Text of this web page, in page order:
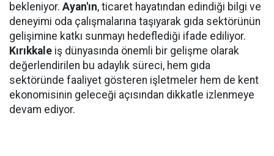
bekleniyor. Ayan'ın, ticaret hayatından edindiği bilgi ve
deneyimi oda çalışmalarına taşıyarak gıda sektörünün
gelişimine katkı sunmayı hedeflediği ifade ediliyor.
Kırıkkale iş dünyasında önemli bir gelişme olarak
değerlendirilen bu adaylık süreci, hem gıda
sektöründe faaliyet gösteren işletmeler hem de kent
ekonomisinin geleceği açısından dikkatle izlenmeye
devam ediyor.